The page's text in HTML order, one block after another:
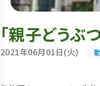
「親子どうぶ
2021年06月01日(火)